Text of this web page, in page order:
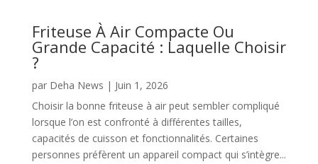
Friteuse À Air Compacte Ou
Grande Capacité : Laquelle Choisir
?
par Deha News | Juin 1, 2026
Choisir la bonne friteuse à air peut sembler compliqué
lorsque l’on est confronté à différentes tailles,
capacités de cuisson et fonctionnalités. Certaines
personnes préfèrent un appareil compact qui s’intègre...